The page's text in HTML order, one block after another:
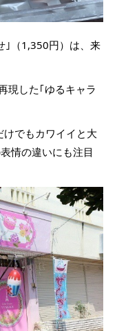
｣（1,350円）は、来
現した｢ゆるキャラ
でもカワイイと大
情の違いにも注目